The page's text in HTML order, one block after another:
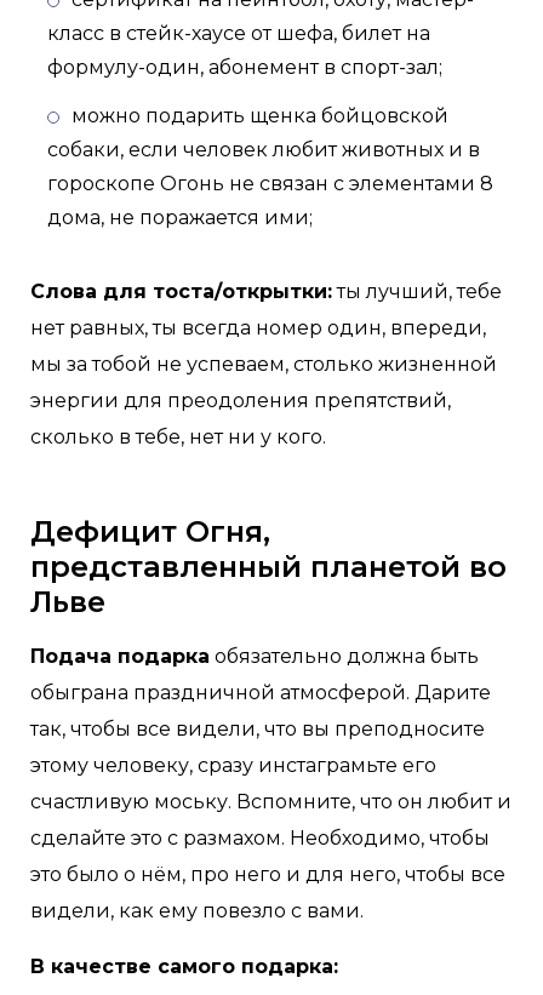
класс в стейк-хаусе от шефа, билет на
формулу-один, абонемент в спорт-зал;
можно подарить щенка бойцовской
собаки, если человек любит животных и в
гороскопе Огонь не связан с элементами 8
дома, не поражается ими;
Слова для тоста/открытки:ты лучший, тебе
нет равных, ты всегда номер один, впереди,
мы за тобой не успеваем, столько жизненной
энергии для преодоления препятствий,
сколько в тебе, нет ни у кого.
Дефицит Огня,
представленный планетой во
Льве
Подача подарка обязательно должна быть
обыграна праздничной атмосферой. Дарите
так, чтобы все видели, что вы преподносите
этому человеку, сразу инстаграмьте его
счастливую моську. Вспомните, что он любит и
сделайте это с размахом. Необходимо, чтобы
это было о нём, про него и для него, чтобы все
видели, как ему повезло с вами.
В качестве самого подарка: